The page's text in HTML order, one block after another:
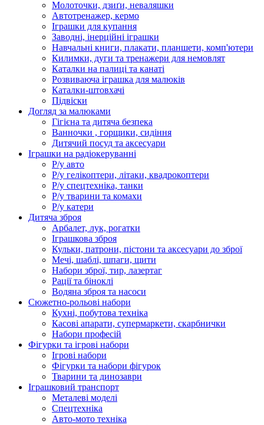
Молоточки, дзиґи, неваляшки
Автотренажер, кермо
Іграшки для купання
Заводні, інерційні іграшки
Навчальні книги, плакати, планшети, комп'ютери
Килимки, дуги та тренажери для немовлят
Каталки на палиці та канаті
Розвиваюча іграшка для малюків
Каталки-штовхачі
Підвіски
Догляд за малюками
Гігієна та дитяча безпека
Ванночки , горщики, сидіння
Дитячий посуд та аксесуари
Іграшки на радіокеруванні
Р/у авто
Р/у гелікоптери, літаки, квадрокоптери
Р/у спецтехніка, танки
Р/у тварини та комахи
Р/у катери
Дитяча зброя
Арбалет, лук, рогатки
Іграшкова зброя
Кульки, патрони, пістони та аксесуари до зброї
Мечі, шаблі, шпаги, щити
Набори зброї, тир, лазертаг
Рації та біноклі
Водяна зброя та насоси
Сюжетно-рольові набори
Кухні, побутова техніка
Касові апарати, супермаркети, скарбнички
Набори професій
Фігурки та ігрові набори
Ігрові набори
Фігурки та набори фігурок
Тварини та динозаври
Іграшковий транспорт
Металеві моделі
Спецтехніка
Авто-мото техніка